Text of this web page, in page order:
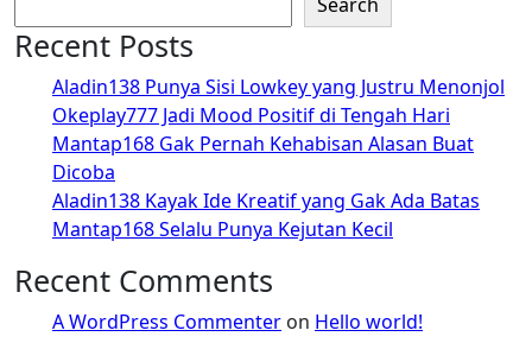
Recent Posts
Aladin138 Punya Sisi Lowkey yang Justru Menonjol
Okeplay777 Jadi Mood Positif di Tengah Hari
Mantap168 Gak Pernah Kehabisan Alasan Buat
Dicoba
Aladin138 Kayak Ide Kreatif yang Gak Ada Batas
Mantap168 Selalu Punya Kejutan Kecil
Recent Comments
A WordPress Commenter on Hello world!